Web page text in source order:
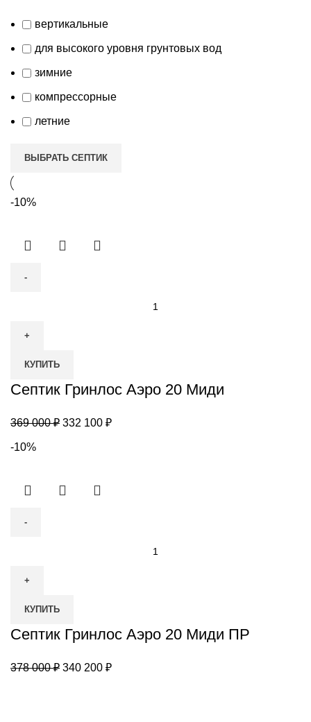
вертикальные
для высокого уровня грунтовых вод
зимние
компрессорные
летние
ВЫБРАТЬ СЕПТИК
-10%
Септик
Аэро
20
КУПИТЬ
Септик Гринлос Аэро 20 Миди
369 000₽ Первоначальная
332 100 ₽Текущая
-10%
Септик
Аэро
20
ПР
КУПИТЬ
Септик Гринлос Аэро 20 Миди ПР
378 000₽ Первоначальная
340 200 ₽Текущая